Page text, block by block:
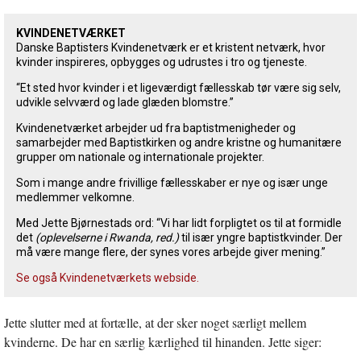
KVINDENETVÆRKET
Danske Baptisters Kvindenetværk er et kristent netværk, hvor
kvinder inspireres, opbygges og udrustes i tro og tjeneste.
“Et sted hvor kvinder i et ligeværdigt fællesskab tør være sig selv,
udvikle selvværd og lade glæden blomstre.”
Kvindenetværket arbejder ud fra baptistmenigheder og
samarbejder med Baptistkirken og andre kristne og humanitære
grupper om nationale og internationale projekter.
Som i mange andre frivillige fællesskaber er nye og især unge
medlemmer velkomne.
Med Jette Bjørnestads ord: “Vi har lidt forpligtet os til at formidle
det (oplevelserne i Rwanda, red.)til især yngre baptistkvinder. Der
må være mange flere, der synes vores arbejde giver mening.”
Se også Kvindenetværkets webside.
Jette slutter med at fortælle, at der sker noget særligt mellem
kvinderne. De har en særlig kærlighed til hinanden. Jette siger: